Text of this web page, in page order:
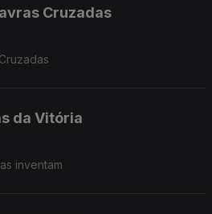
Cruzadas
da Vitória
inventam